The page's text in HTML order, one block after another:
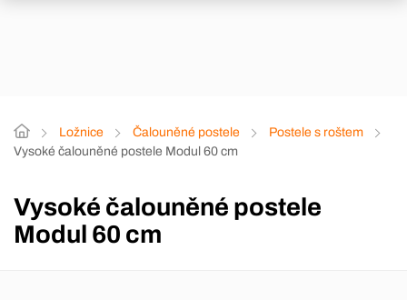
Ložnice Čalouněné postele
Postele s roštem
Vysoké čalouněné postele Modul 60 cm
Vysoké čalouněné postele
Modul 60 cm